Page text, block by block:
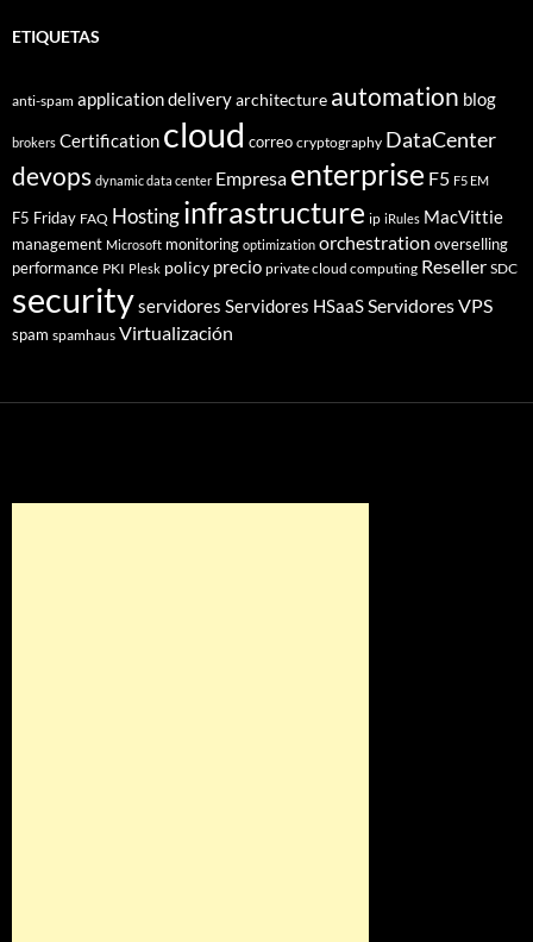
ETIQUETAS
anti-spam application deliveryarchitecture automation blog
brokers Certification cloud correo cryptography DataCenter
devops dynamic data center Empresa enterprise F5 F5 EM
F5 Friday FAQ Hostinginfrastructure ip iRules MacVittie
management Microsoft monitoring optimization orchestration overselling
performance PKI Plesk policy precio private cloud computing Reseller SDC
securityservidores Servidores HSaaSServidores VPS
spam spamhaus Virtualización